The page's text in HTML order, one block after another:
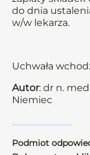
do dnia
w/w lekarza.
Uchwała
Autor: dr n.
Niemiec
Podmiot